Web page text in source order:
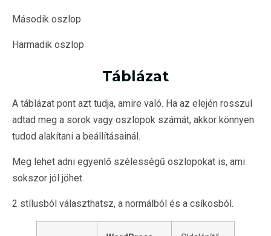
Második oszlop
Harmadik oszlop
Táblázat
A táblázat pont azt tudja, amire való. Ha az elején rosszul
adtad meg a sorok vagy oszlopok számát, akkor könnyen
tudod alakítani a beállításainál.
Meg lehet adni egyenlő szélességű oszlopokat is, ami
sokszor jól jöhet.
2 stílusból választhatsz, a normálból és a csíkosból.